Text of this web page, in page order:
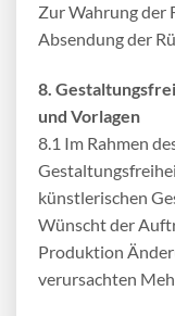
Zur Wahrung der
Absendung der
8.
und Vorlagen
8.1 Im Rahmen
künstlerischen
Wünscht der
Produktion
verursachten